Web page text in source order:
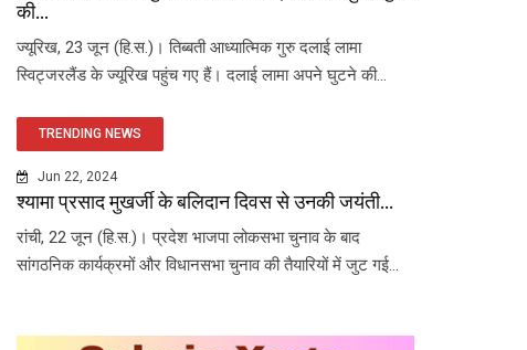
की...
ज्यूरिख, 23 जून (हि.स.)। तिब्बती आध्यात्मिक गुरु दलाई लामा
स्विट्जरलैंड के ज्यूरिख पहुंच गए हैं। दलाई लामा अपने घुटने की...
TRENDING NEWS
Jun 22, 2024
श्यामा प्रसाद मुखर्जी के बलिदान दिवस से उनकी जयंती...
रांची, 22 जून (हि.स.)। प्रदेश भाजपा लोकसभा चुनाव के बाद
सांगठनिक कार्यक्रमों और विधानसभा चुनाव की तैयारियों में जुट गई...